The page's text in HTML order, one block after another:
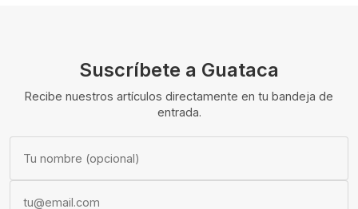
Suscríbete a Guataca
Recibe nuestros artículos directamente en tu bandeja de
entrada.